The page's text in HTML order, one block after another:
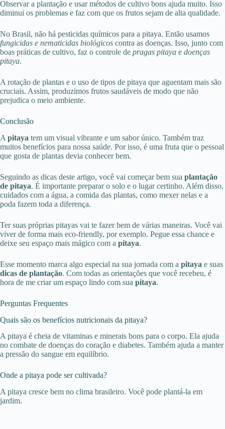
Observar a plantação e usar métodos de cultivo bons ajuda muito. Isso
diminui os problemas e faz com que os frutos sejam de alta qualidade.
No Brasil, não há pesticidas químicos para a pitaya. Então usamos
fungicidas e nematicidas biológicos contra as doenças. Isso, junto com
boas práticas de cultivo, faz o controle de pragas pitaya e doenças
pitaya.
A rotação de plantas e o uso de tipos de pitaya que aguentam mais são
cruciais. Assim, produzimos frutos saudáveis de modo que não
prejudica o meio ambiente.
Conclusão
A pitaya tem um visual vibrante e um sabor único. Também traz
muitos benefícios para nossa saúde. Por isso, é uma fruta que o pessoal
que gosta de plantas devia conhecer bem.
Seguindo as dicas deste artigo, você vai começar bem sua plantação
de pitaya. É importante preparar o solo e o lugar certinho. Além disso,
cuidados com a água, a comida das plantas, como mexer nelas e a
poda fazem toda a diferença.
Ter suas próprias pitayas vai te fazer bem de várias maneiras. Você vai
viver de forma mais eco-friendly, por exemplo. Pegue essa chance e
deixe seu espaço mais mágico com a pitaya.
Esse momento marca algo especial na sua jornada com a pitaya e suas
dicas de plantação. Com todas as orientações que você recebeu, é
hora de me criar um espaço lindo com sua pitaya.
Perguntas Frequentes
Quais são os benefícios nutricionais da pitaya?
A pitaya é cheia de vitaminas e minerais bons para o corpo. Ela ajuda
no combate de doenças do coração e diabetes. Também ajuda a manter
a pressão do sangue em equilíbrio.
Onde a pitaya pode ser cultivada?
A pitaya cresce bem no clima brasileiro. Você pode plantá-la em
jardim.